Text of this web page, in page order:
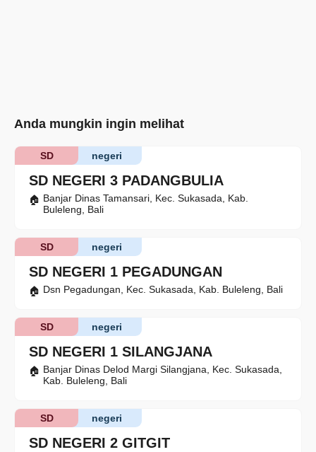
Anda mungkin ingin melihat
SD NEGERI 3 PADANGBULIA
negeri
SD
Banjar Dinas Tamansari, Kec. Sukasada, Kab.
Buleleng, Bali
SD NEGERI 1 PEGADUNGAN
negeri
SD
Dsn Pegadungan, Kec. Sukasada, Kab. Buleleng, Bali
SD NEGERI 1 SILANGJANA
negeri
SD
Banjar Dinas Delod Margi Silangjana, Kec. Sukasada,
Kab. Buleleng, Bali
SD NEGERI 2 GITGIT
negeri
SD